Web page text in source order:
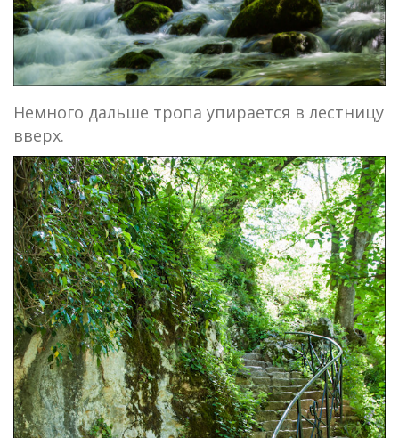
Немного дальше тропа упирается в лестницу
вверх.